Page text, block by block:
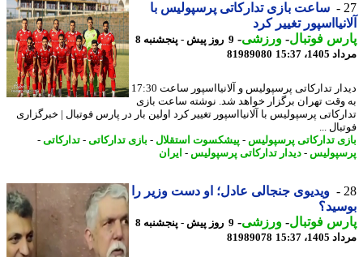
ساعت بازی تدارکاتی پرسپولیس با
تغییر کرد
فوتبال-ورزشی-
9 روز پیش - پنجشنبه 8
15:37
81989080
دیدار تدارکاتی پرسپولیس و آلانیااسپور ساعت 17:30
تهران برگزار خواهد شد. نوشته ساعت بازی
پرسپولیس با آلانیااسپور تغییر کرد اولین بار در پارس فوتبال | خبرگزاری
...
تدارکاتی پرسپولیس-پیشکسوت استقلال-بازی تدارکاتی-تدارکاتی-
-دیدار تدارکاتی پرسپولیس-ایران
ویدیوی جنجالی عادل؛ او دست وزیر را
فوتبال-ورزشی-
9 روز پیش - پنجشنبه 8
15:37
81989078